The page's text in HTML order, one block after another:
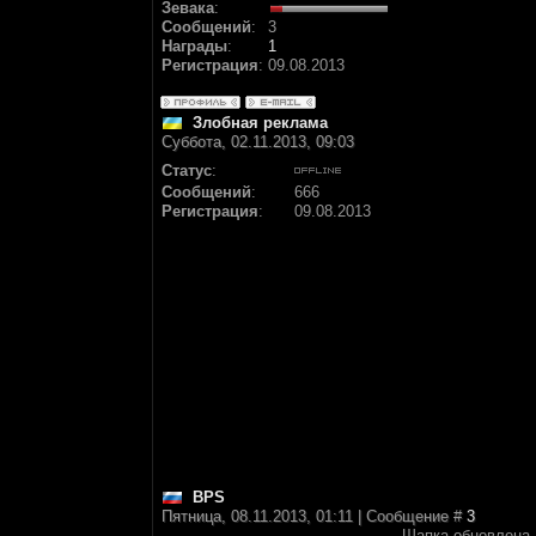
Зевака:
Сообщений:
3
Награды:
1
Регистрация: 09.08.2013
Злобная реклама
Суббота, 02.11.2013, 09:03
Статус:
Сообщений:
666
Регистрация: 09.08.2013
BPS
Пятница, 08.11.2013, 01:11 | Сообщение # 3